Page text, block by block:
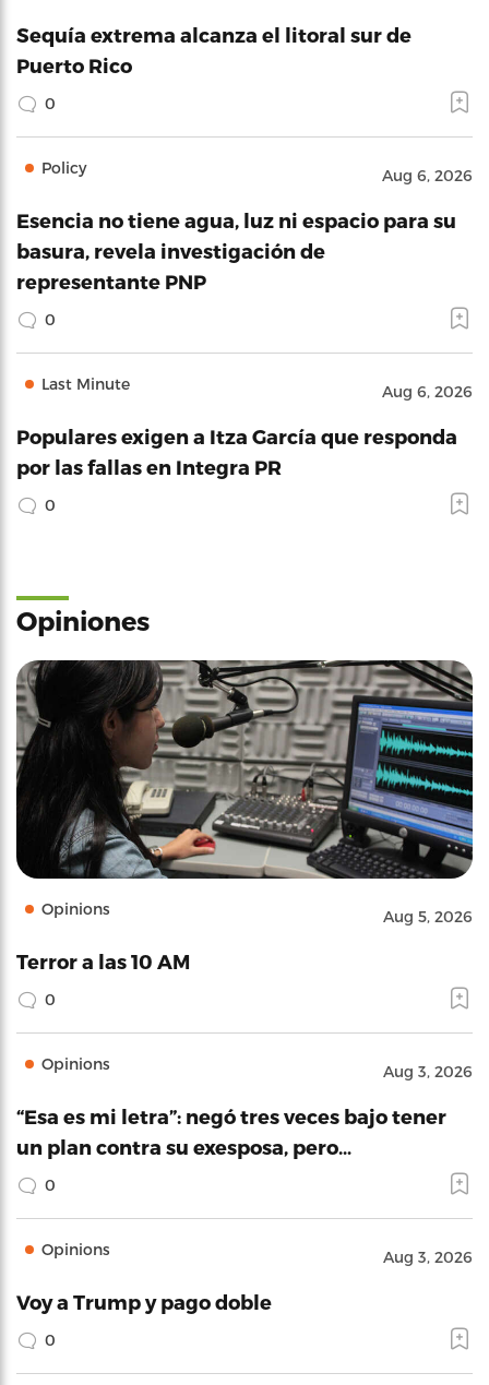
Sequía extrema alcanza el litoral sur de
Puerto Rico
0
Policy Aug 6, 2026
Esencia no tiene agua, luz ni espacio para su
basura, revela investigación de
representante PNP
0
Last Minute Aug 6, 2026
Populares exigen a Itza García que responda
por las fallas en Integra PR
0
Opiniones
Opinions Aug 5, 2026
Terror a las 10 AM
0
Opinions Aug 3, 2026
“Esa es mi letra”: negó tres veces bajo tener
un plan contra su exesposa, pero…
0
Opinions Aug 3, 2026
Voy a Trump y pago doble
0